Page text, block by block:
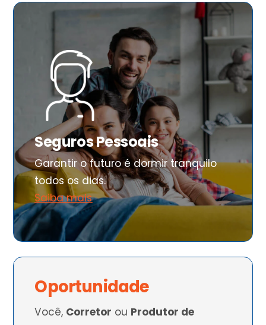
Seguros Pessoais
Garantir o futuro é dormir tranquilo
todos os dias.
Saiba mais
Oportunidade
Você, Corretor ou Produtor de